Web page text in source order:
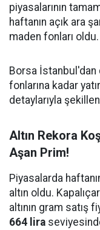
piyasalarının
haftanın açık ara
maden fonları oldu.
Borsa İstanbul'dan
fonlarına kadar
detaylarıyla
Altın Rekora
Aşan Prim!
Piyasalarda
altın oldu.
altının gram satış
664 lira